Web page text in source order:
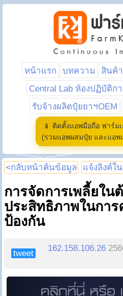
หน้าแรก บทความ สินค้า
Central Lab ห้องปฏิบัติก
รับจ้างผลิตปุ๋ยยาฯOEM
📱 ติดตั้งแอพมือถือ ฟาร์ม
(รวมแอพผสมปุ๋ย และแอพ
<กลับหน้าค้นข้อมูล แจ้งลิงค์ใ
การจัดการเพลี้ยใ
ประสิทธิภาพในกา
ป้องกัน
tweet
162.158.106.26